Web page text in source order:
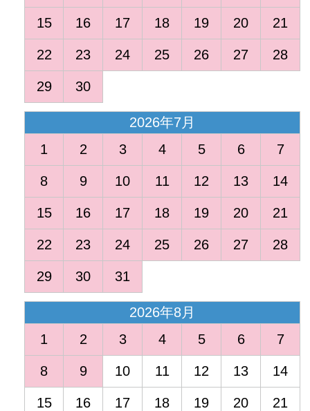
15 16 17 18 19 20 21
22 23 24 25 26 27 28
29 30
2026年7月
1
2 3 4 5 6 7
8 9 10 11 12 13 14
15 16 17 18 19 20 21
22 23 24 25 26 27 28
29 30 31
2026年8月
1
2 3 4 5 6 7
8 9 10 11 12 13 14
15 16 17 18 19 20 21